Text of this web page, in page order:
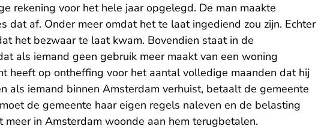
rekening voor het hele jaar opgelegd. De man maakte
dat af. Onder meer omdat het te laat ingediend zou zijn. Echter
het bezwaar te laat kwam. Bovendien staat in de
als iemand geen gebruik meer maakt van een woning
heeft op ontheffing voor het aantal volledige maanden dat hij
als iemand binnen Amsterdam verhuist, betaalt de gemeente
de gemeente haar eigen regels naleven en de belasting
in Amsterdam woonde aan hem terugbetalen.